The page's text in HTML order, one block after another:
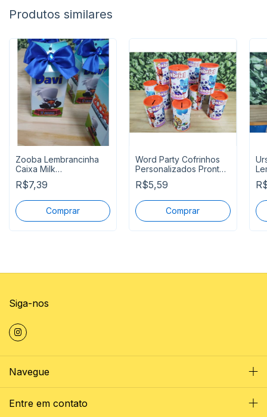
Produtos similares
Zooba Lembrancinha
Caixa Milk
Personalizada
R$7,39
Word Party Cofrinhos
Personalizados Pronta
Entrega
R$5,59
Siga-nos
Navegue
Entre em contato